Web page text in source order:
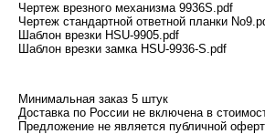
Чертеж врезного механизма 9936S.pdf
Чертеж стандартной ответной планки
Шаблон врезки HSU-9905.pdf
Шаблон врезки замка HSU-9936-S.pdf
Минимальная заказ 5 штук
Доставка по России не включена в
​Предложение не является публичной